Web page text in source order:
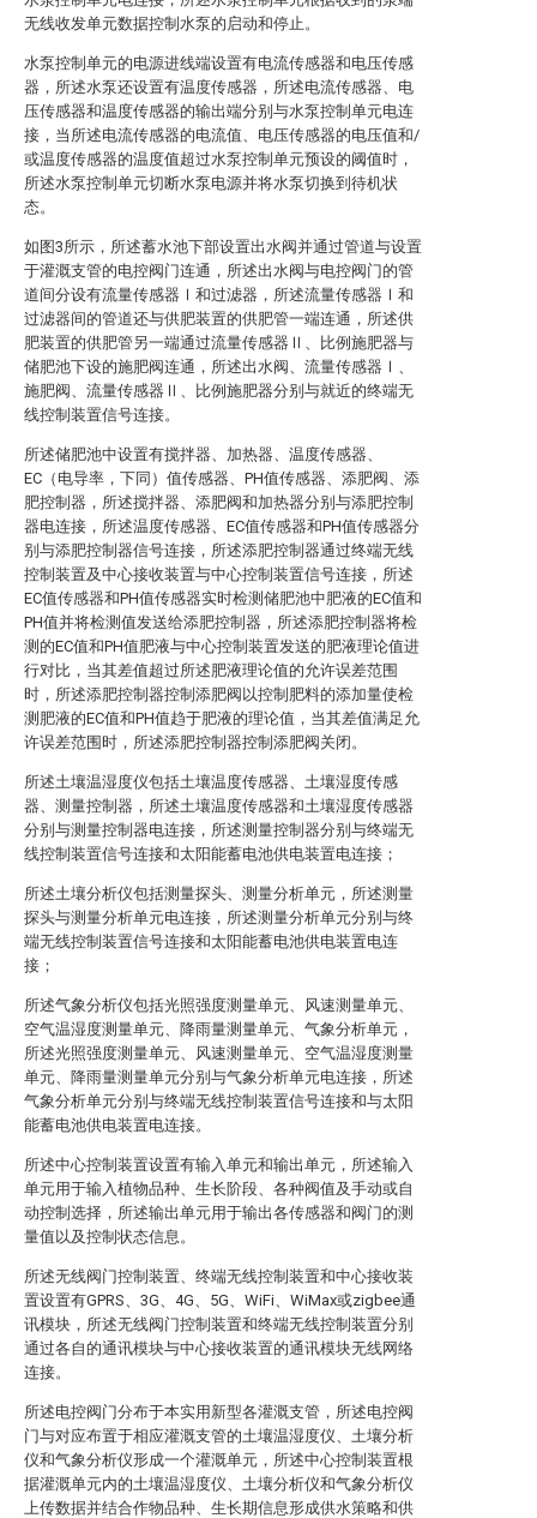
无线收发单元数据控制水泵的启动和停止。
水泵控制单元的电源进线端设置有电流传感器和电压传感
器，所述水泵还设置有温度传感器，所述电流传感器、电
压传感器和温度传感器的输出端分别与水泵控制单元电连
接，当所述电流传感器的电流值、电压传感器的电压值和/
或温度传感器的温度值超过水泵控制单元预设的阈值时，
所述水泵控制单元切断水泵电源并将水泵切换到待机状
态。
如图3所示，所述蓄水池下部设置出水阀并通过管道与设置
于灌溉支管的电控阀门连通，所述出水阀与电控阀门的管
道间分设有流量传感器Ⅰ和过滤器，所述流量传感器Ⅰ和
过滤器间的管道还与供肥装置的供肥管一端连通，所述供
肥装置的供肥管另一端通过流量传感器Ⅱ、比例施肥器与
储肥池下设的施肥阀连通，所述出水阀、流量传感器Ⅰ、
施肥阀、流量传感器Ⅱ、比例施肥器分别与就近的终端无
线控制装置信号连接。
所述储肥池中设置有搅拌器、加热器、温度传感器、
EC（电导率，下同）值传感器、PH值传感器、添肥阀、添
肥控制器，所述搅拌器、添肥阀和加热器分别与添肥控制
器电连接，所述温度传感器、EC值传感器和PH值传感器分
别与添肥控制器信号连接，所述添肥控制器通过终端无线
控制装置及中心接收装置与中心控制装置信号连接，所述
EC值传感器和PH值传感器实时检测储肥池中肥液的EC值和
PH值并将检测值发送给添肥控制器，所述添肥控制器将检
测的EC值和PH值肥液与中心控制装置发送的肥液理论值进
行对比，当其差值超过所述肥液理论值的允许误差范围
时，所述添肥控制器控制添肥阀以控制肥料的添加量使检
测肥液的EC值和PH值趋于肥液的理论值，当其差值满足允
许误差范围时，所述添肥控制器控制添肥阀关闭。
所述土壤温湿度仪包括土壤温度传感器、土壤湿度传感
器、测量控制器，所述土壤温度传感器和土壤湿度传感器
分别与测量控制器电连接，所述测量控制器分别与终端无
线控制装置信号连接和太阳能蓄电池供电装置电连接；
所述土壤分析仪包括测量探头、测量分析单元，所述测量
探头与测量分析单元电连接，所述测量分析单元分别与终
端无线控制装置信号连接和太阳能蓄电池供电装置电连
接；
所述气象分析仪包括光照强度测量单元、风速测量单元、
空气温湿度测量单元、降雨量测量单元、气象分析单元，
所述光照强度测量单元、风速测量单元、空气温湿度测量
单元、降雨量测量单元分别与气象分析单元电连接，所述
气象分析单元分别与终端无线控制装置信号连接和与太阳
能蓄电池供电装置电连接。
所述中心控制装置设置有输入单元和输出单元，所述输入
单元用于输入植物品种、生长阶段、各种阀值及手动或自
动控制选择，所述输出单元用于输出各传感器和阀门的测
量值以及控制状态信息。
所述无线阀门控制装置、终端无线控制装置和中心接收装
置设置有GPRS、3G、4G、5G、WiFi、WiMax或zigbee通
讯模块，所述无线阀门控制装置和终端无线控制装置分别
通过各自的通讯模块与中心接收装置的通讯模块无线网络
连接。
所述电控阀门分布于本实用新型各灌溉支管，所述电控阀
门与对应布置于相应灌溉支管的土壤温湿度仪、土壤分析
仪和气象分析仪形成一个灌溉单元，所述中心控制装置根
据灌溉单元内的土壤温湿度仪、土壤分析仪和气象分析仪
上传数据并结合作物品种、生长期信息形成供水策略和供